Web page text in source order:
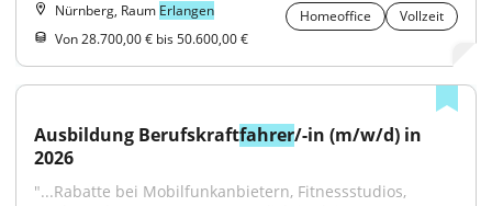
Nürnberg, Raum Erlangen Homeoffice
Vollzeit
Von 28.700,00 € bis 50.600,00 €
Ausbildung Berufskraftfahrer/-in (m/w/d) in
2026
"...Rabatte bei Mobilfunkanbietern, Fitnessstudios,